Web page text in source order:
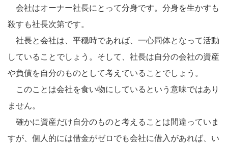
会社はオーナー社長にとって分身です。分身を生かすも
殺すも社長次第です。
社長と会社は、平穏時であれば、一心同体となって活動
していることでしょう。そして、社長は自分の会社の資産
や負債を自分のものとして考えていることでしょう。
このことは会社を食い物にしているという意味ではあり
ません。
確かに資産だけ自分のものと考えることは間違っていま
すが、個人的には借金がゼロでも会社に借入があれば、い